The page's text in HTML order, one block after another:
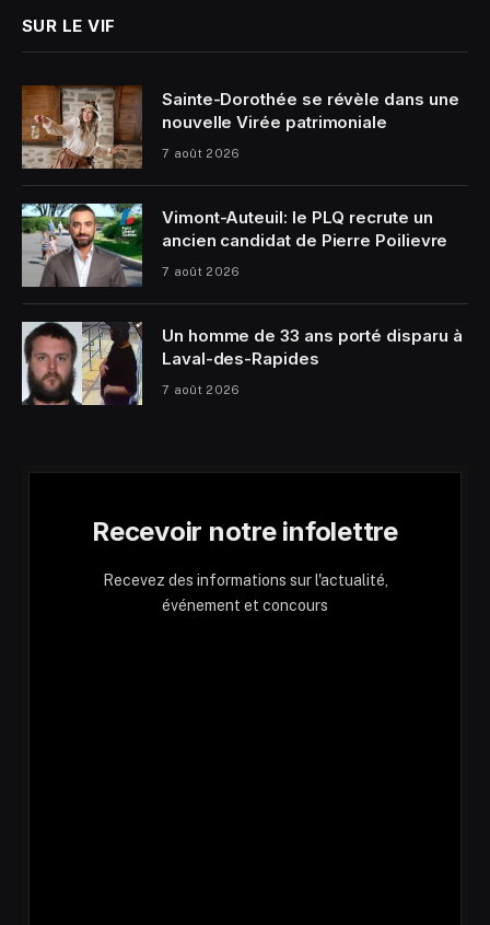
SUR LE VIF
Sainte-Dorothée se révèle dans une
nouvelle Virée patrimoniale
7 août 2026
Vimont-Auteuil: le PLQ recrute un
ancien candidat de Pierre Poilievre
7 août 2026
Un homme de 33 ans porté disparu à
Laval-des-Rapides
7 août 2026
Recevoir notre infolettre
Recevez des informations sur l'actualité,
événement et concours